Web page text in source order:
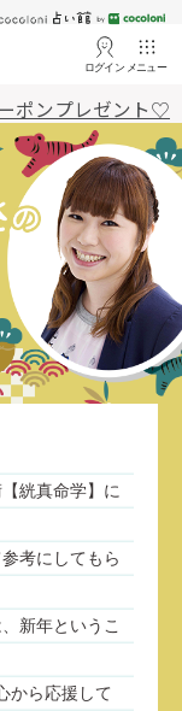
ログイン メニュー
ポンプレゼント♡
絖真命学】に
考にしてもら
新年というこ
から応援して